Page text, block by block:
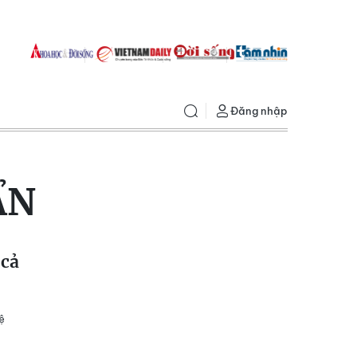
Đăng nhập